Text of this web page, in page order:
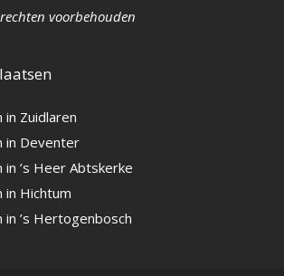
voorbehouden
in Zuidlaren
in Deventer
’s Heer Abtskerke
in Hichtum
in ’s Hertogenbosch